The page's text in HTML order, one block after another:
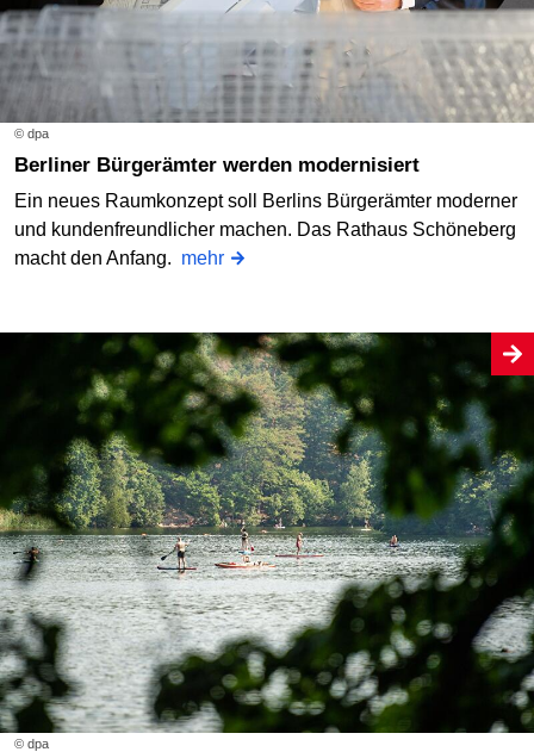
© dpa
Berliner Bürgerämter werden modernisiert
Ein neues Raumkonzept soll Berlins Bürgerämter moderner
und kundenfreundlicher machen. Das Rathaus Schöneberg
macht den Anfang. mehr
© dpa